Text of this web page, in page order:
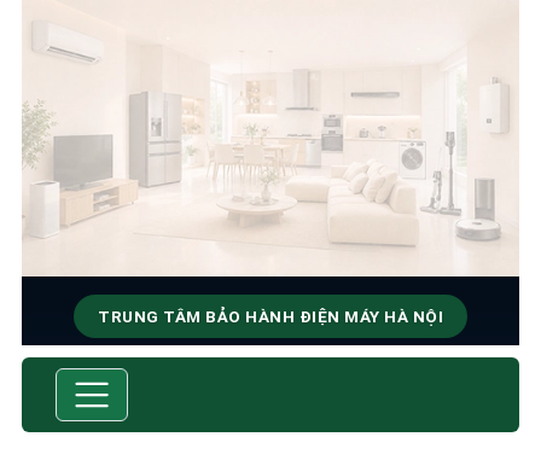
TRUNG TÂM BẢO HÀNH ĐIỆN MÁY HÀ NỘI
SỬA CHỮA & BẢO HÀNH